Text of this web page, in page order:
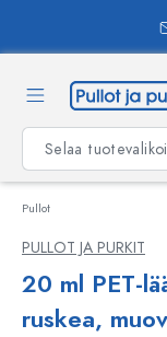
Pullot
PULLOT JA PURKIT
20 ml PET-
ruskea,